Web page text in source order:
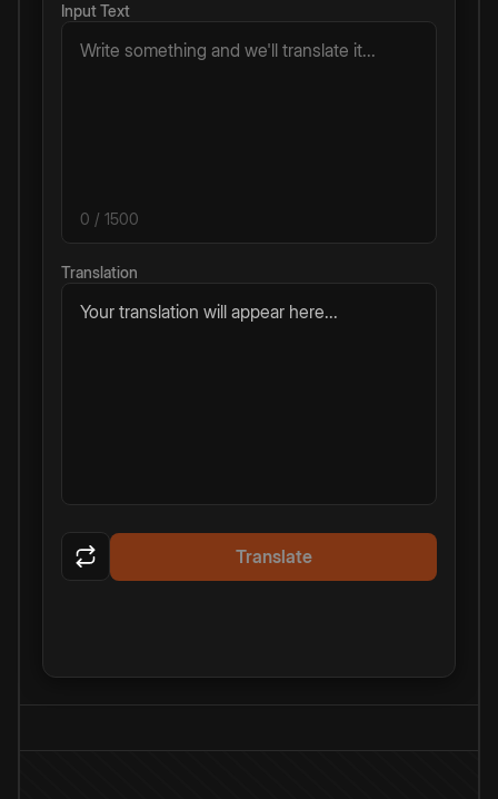
Input Text
0 / 1500
Translation
Your translation will appear here...
Translate